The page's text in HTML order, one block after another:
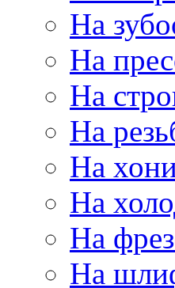
На
На
На
На
На
На
На
На